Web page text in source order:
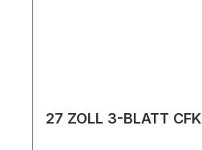
27 ZOLL 3-BLATT CFK